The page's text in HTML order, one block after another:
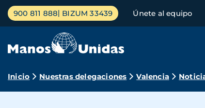
Pasar
contenido
Menú
principal
900 811 888 BIZUM 33439 Únete al equipo
Ruta
Inicio Nuestras delegaciones Valencia